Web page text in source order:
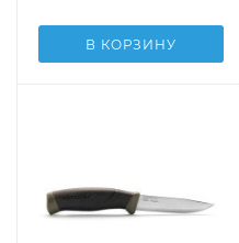
В КОРЗИНУ